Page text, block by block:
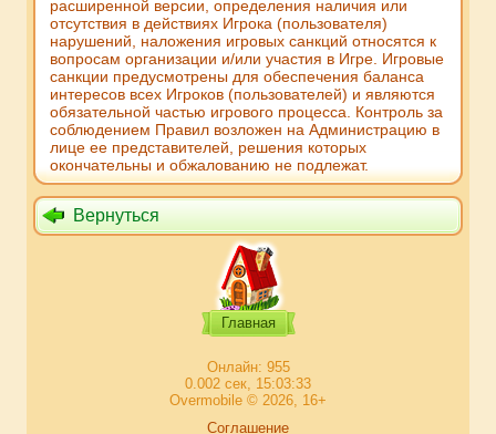
расширенной версии, определения наличия или
отсутствия в действиях Игрока (пользователя)
нарушений, наложения игровых санкций относятся к
вопросам организации и/или участия в Игре. Игровые
санкции предусмотрены для обеспечения баланса
интересов всех Игроков (пользователей) и являются
обязательной частью игрового процесса. Контроль за
соблюдением Правил возложен на Администрацию в
лице ее представителей, решения которых
окончательны и обжалованию не подлежат.
Вернуться
Главная
Онлайн: 955
0.002 сек, 15:03:33
Overmobile © 2026, 16+
Соглашение